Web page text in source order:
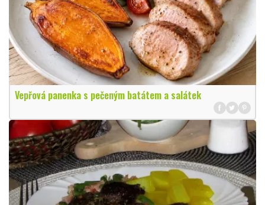
Vepřová panenka s pečeným batátem a salátek